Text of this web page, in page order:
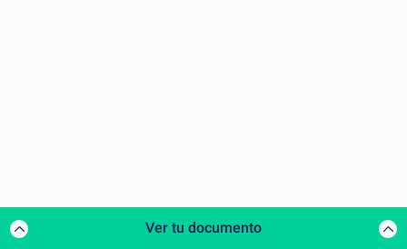
Ver tu documento